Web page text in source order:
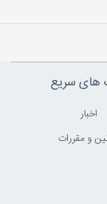
های سریع
اخبار
و مقررات